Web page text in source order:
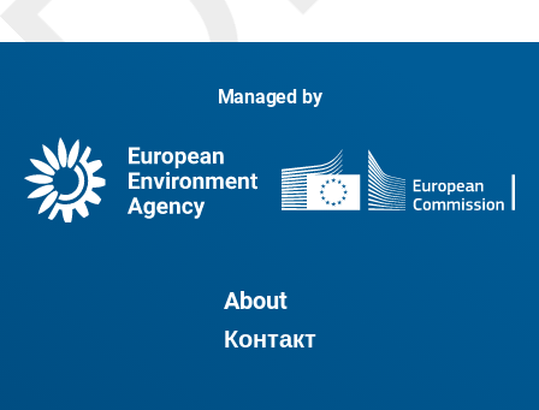
Managed by
About
Контакт